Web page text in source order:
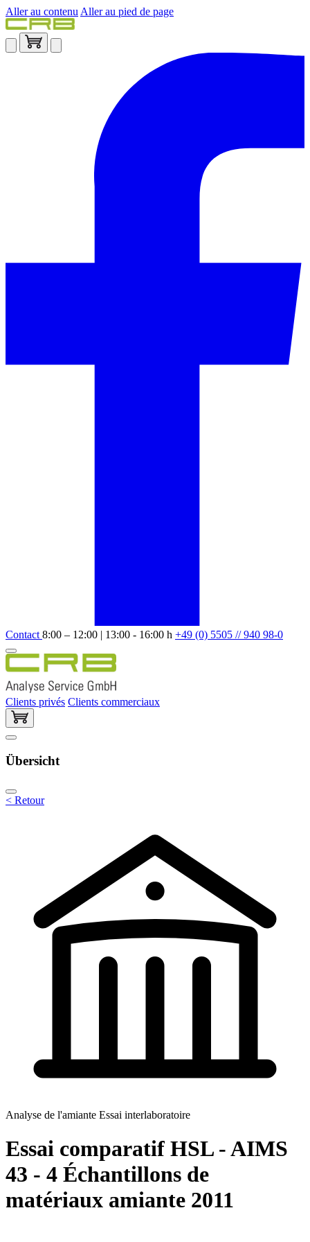
Aller au contenu Aller au pied de page
Contact 8:00 – 12:00 | 13:00 - 16:00 h +49 (0) 5505 // 940 98-0
Clients privés Clients commerciaux
Übersicht
< Retour
Analyse de l'amiante Essai interlaboratoire
Essai comparatif HSL - AIMS
43 - 4 Échantillons de
matériaux amiante 2011